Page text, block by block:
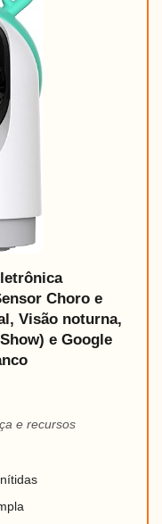
Choro e
Visão noturna,
e Google
e recursos